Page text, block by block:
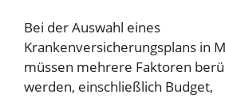
Bei der Auswahl eines
Krankenversicherungsplans in
müssen mehrere Faktoren
werden, einschließlich Budget,